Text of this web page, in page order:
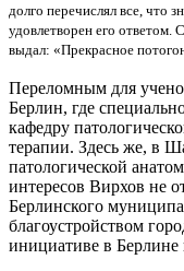
долго перечислял все, что
удовлетворен его ответом.
выдал: «Прекрасное
Переломным для
Берлин, где
кафедру
терапии. Здесь же, в
патологической
интересов Вирхов не
Берлинского
благоустройством
инициативе в Берлине